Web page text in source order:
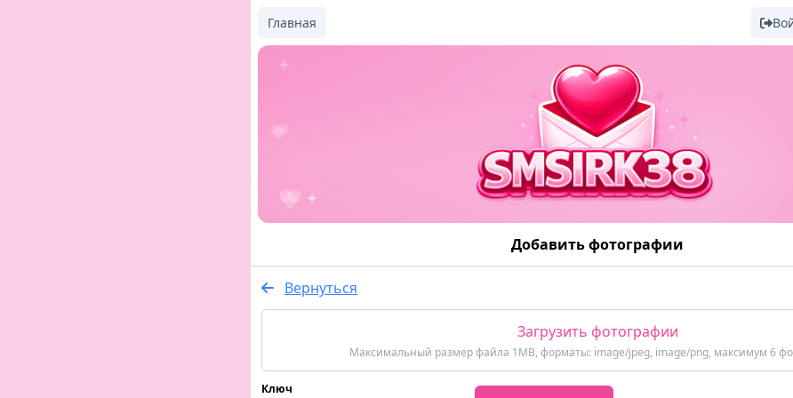
Главная
Добавить фотографии
Вернуться
Загрузить фотографии
Максимальный размер файла 1MB, форматы: image/jpeg, image/png, максимум 6
Ключ